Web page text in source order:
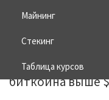
Майнинг
Стекинг
Таблица курсов